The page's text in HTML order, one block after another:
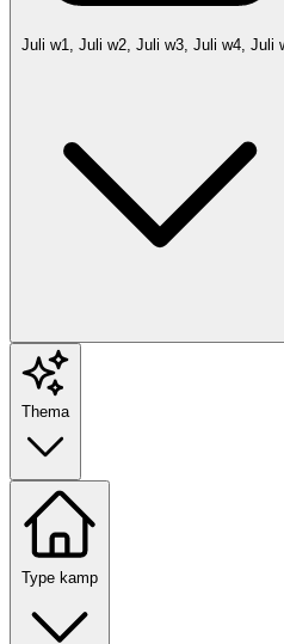
Juli w1, Juli w2, Juli w3, Juli w4, Juli
Thema
Type kamp